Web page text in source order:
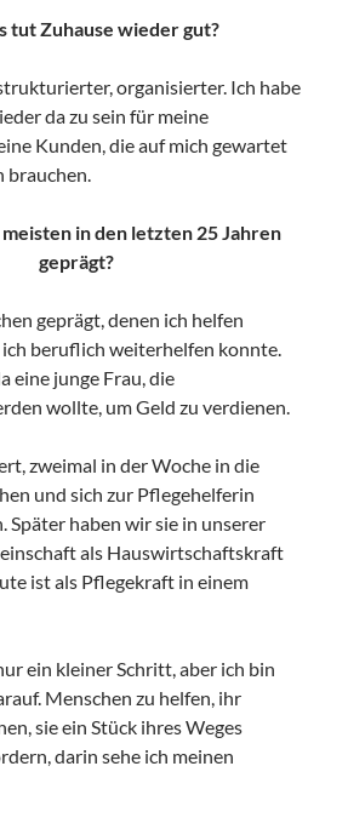
tut Zuhause wieder gut?
organisierter. Ich habe
da zu sein für meine
Kunden, die auf mich gewartet
brauchen.
meisten in den letzten 25 Jahren
geprägt?
geprägt, denen ich helfen
beruflich weiterhelfen konnte.
eine junge Frau, die
wollte, um Geld zu verdienen.
zweimal in der Woche in die
und sich zur Pflegehelferin
Später haben wir sie in unserer
als Hauswirtschaftskraft
ist als Pflegekraft in einem
ein kleiner Schritt, aber ich bin
Menschen zu helfen, ihr
sie ein Stück ihres Weges
darin sehe ich meinen